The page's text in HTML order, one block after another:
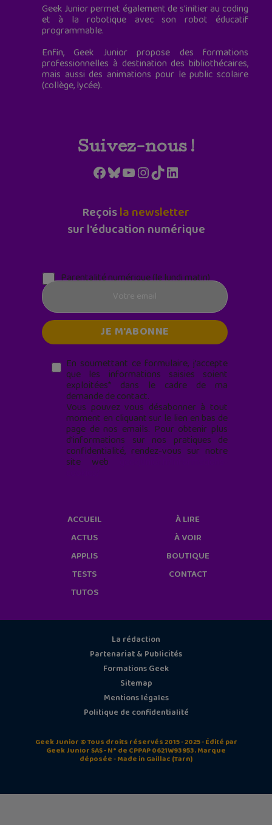
Geek Junior permet également de s'initier au coding
et à la robotique avec son robot éducatif
programmable.
Enfin, Geek Junior propose des formations
professionnelles à destination des bibliothécaires,
mais aussi des animations pour le public scolaire
(collège, lycée).
Suivez-nous !
Facebook
Bluesky
YouTube
Instagram
TikTokLinkedIn
Reçoisla newsletter
sur l'éducation numérique
Parentalité numérique (le lundi matin)
En soumettant ce formulaire, j’accepte
que les informations saisies soient
exploitées* dans le cadre de ma
demande de contact.
Vous pouvez vous désabonner à tout
moment en cliquant sur le lien en bas de
page de nos emails. Pour obtenir plus
d'informations sur nos pratiques de
confidentialité, rendez-vous sur notre
site web
ACCUEIL
ACTUS
APPLIS
TESTS
TUTOS
À LIRE
À VOIR
BOUTIQUE
CONTACT
La rédaction
Partenariat & Publicités
Formations Geek
Sitemap
Mentions légales
Politique de confidentialité
Geek Junior © Tous droits réservés 2015 - 2025 - Édité par
Geek Junior SAS - N° de CPPAP 0621W93953. Marque
déposée - Made in Gaillac (Tarn)